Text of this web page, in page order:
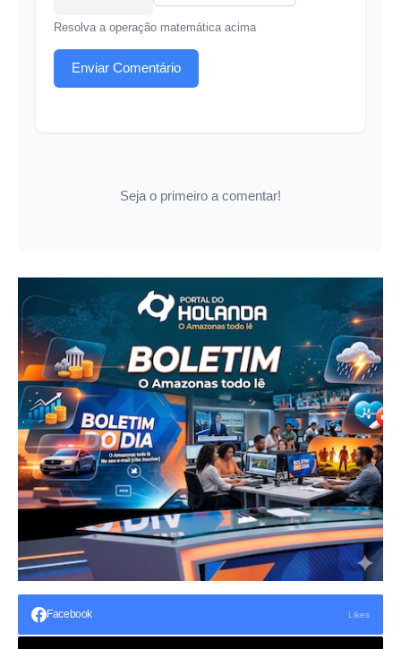
Resolva a operação matemática acima
Enviar Comentário
Seja o primeiro a comentar!
Facebook Likes